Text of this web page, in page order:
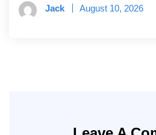
Jack August 10, 2026